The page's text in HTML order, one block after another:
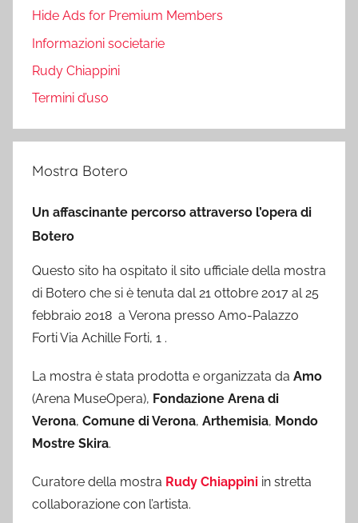
Hide Ads for Premium Members
Informazioni societarie
Rudy Chiappini
Termini d’uso
Mostra Botero
Un affascinante percorso attraverso l’opera di
Botero
Questo sito ha ospitato il sito ufficiale della mostra
di Botero che si è tenuta dal 21 ottobre 2017 al 25
febbraio 2018 a Verona presso Amo-Palazzo
Forti Via Achille Forti, 1 .
La mostra è stata prodotta e organizzata da Amo
(Arena MuseOpera), Fondazione Arena di
Verona, Comune di Verona, Arthemisia, Mondo
Mostre Skira.
Curatore della mostra Rudy Chiappini in stretta
collaborazione con l’artista.